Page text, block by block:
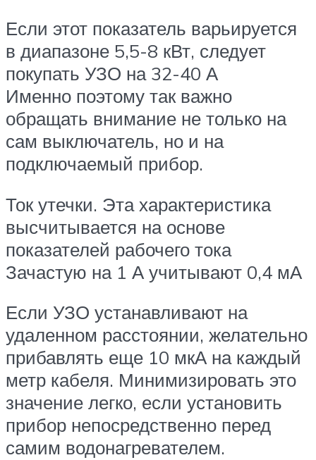
Если этот показатель варьируется
в диапазоне 5,5-8 кВт, следует
покупать УЗО на 32-40 А
Именно поэтому так важно
обращать внимание не только на
сам выключатель, но и на
подключаемый прибор.
Ток утечки. Эта характеристика
высчитывается на основе
показателей рабочего тока
Зачастую на 1 А учитывают 0,4 мА
Если УЗО устанавливают на
удаленном расстоянии, желательно
прибавлять еще 10 мкА на каждый
метр кабеля. Минимизировать это
значение легко, если установить
прибор непосредственно перед
самим водонагревателем.